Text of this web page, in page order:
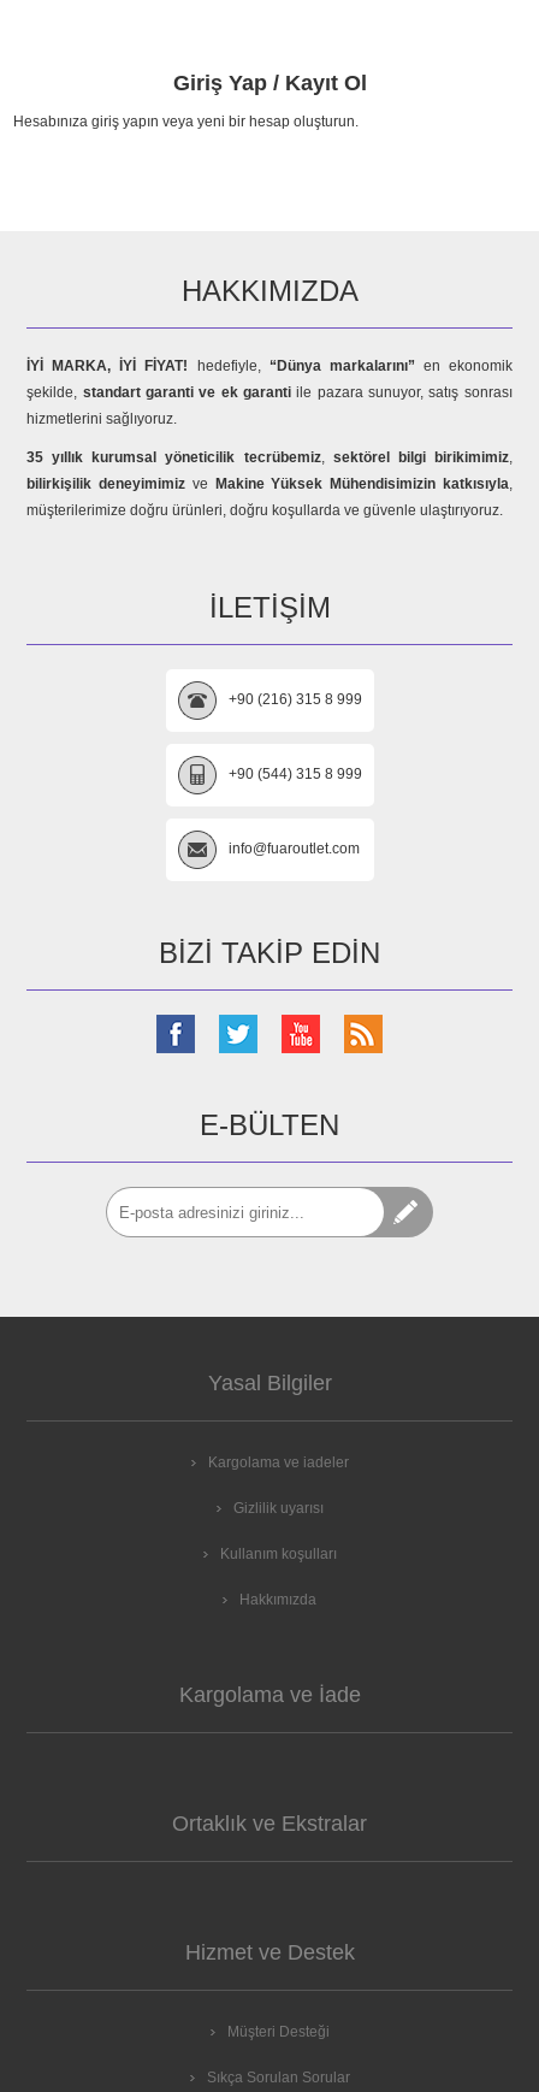
Giriş Yap / Kayıt Ol
Hesabınıza giriş yapın veya yeni bir hesap oluşturun.
HAKKIMIZDA
İYİ MARKA, İYİ FİYAT! hedefiyle, “Dünya markalarını” en ekonomik
şekilde, standart garanti ve ek garanti ile pazara sunuyor, satış sonrası
hizmetlerini sağlıyoruz.
35 yıllık kurumsal yöneticilik tecrübemiz, sektörel bilgi birikimimiz,
bilirkişilik deneyimimiz ve Makine Yüksek Mühendisimizin katkısıyla,
müşterilerimize doğru ürünleri, doğru koşullarda ve güvenle ulaştırıyoruz.
İLETIŞIM
+90 (216) 315 8 999
+90 (544) 315 8 999
info@fuaroutlet.com
BIZI TAKIP EDIN
E-BÜLTEN
Yasal Bilgiler
Kargolama ve iadeler
Gizlilik uyarısı
Kullanım koşulları
Hakkımızda
Kargolama ve İade
Ortaklık ve Ekstralar
Hizmet ve Destek
Müşteri Desteği
Sıkça Sorulan Sorular